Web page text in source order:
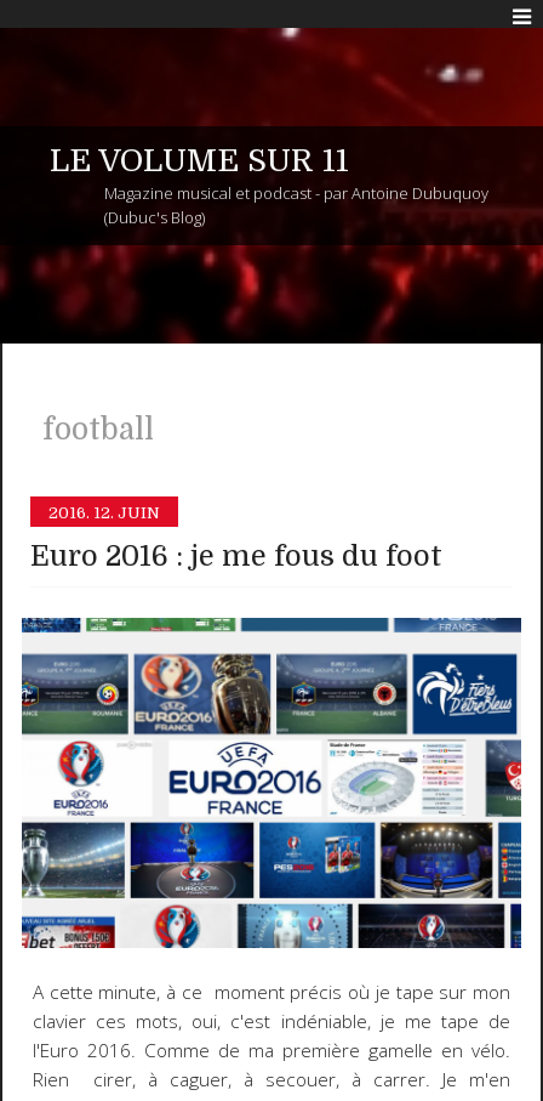
LE VOLUME SUR 11
Magazine musical et podcast - par Antoine Dubuquoy
(Dubuc's Blog)
football
2016. 12. JUIN
Euro 2016 : je me fous du foot
A cette minute, à ce moment précis où je tape sur mon
clavier ces mots, oui, c'est indéniable, je me tape de
l'Euro 2016. Comme de ma première gamelle en vélo.
Rien cirer, à caguer, à secouer, à carrer. Je m'en